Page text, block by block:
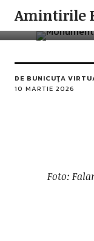
Amintirile
10 Martie în
DE BUNICUŢA
10 MARTIE 2026
Foto: